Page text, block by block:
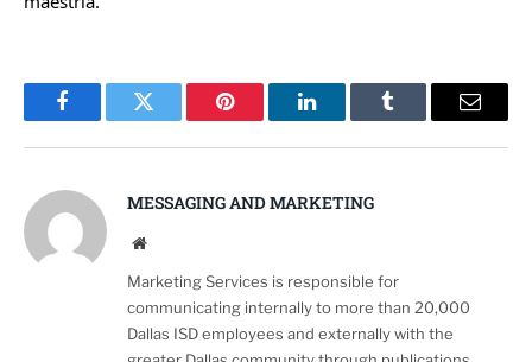
FacebookTwitter Pinterest LinkedInTumblr Email
MESSAGING AND MARKETING
Website
Marketing Services is responsible for
communicating internally to more than 20,000
Dallas ISD employees and externally with the